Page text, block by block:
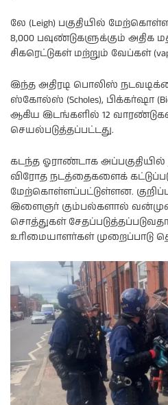
லே (Leigh) பகுதியில்
8,000 பவுண்டுகளுக்கும் அதிக
சிகரெட்டுகள் மற்றும் வேப்கள்
இந்த அதிரடி பொலிஸ்
ஸ்கோல்ஸ் (Scholes), பிக்கர்ஷா
ஆகிய இடங்களில் 12
செயல்படுத்தப்பட்டது.
கடந்த ஓராண்டாக அப்பகுதியில்
விரோத நடத்தைகளைக்
மேற்கொள்ளப்பட்டுள்ளன.
இளைஞர் கும்பல்களால்
சொத்துகள்
உரிமையாளர்கள் முறைப்பாடு